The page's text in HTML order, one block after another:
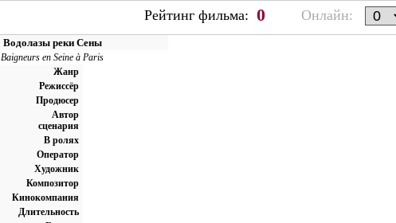
Рейтинг фильма: 0 Онлайн:
Водолазы реки Сены
Baigneurs en Seine à Paris
Жанр
Режиссёр
Продюсер
Автор
сценария
В ролях
Оператор
Художник
Композитор
Кинокомпания
Длительность